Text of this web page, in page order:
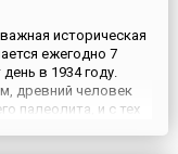
историческая
ежегодно 7
в 1934 году.
древний человек
палеолита, и с тех